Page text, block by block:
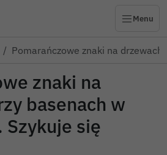
Menu
Pomarańczowe znaki na
znaki na
basenach w
Szykuje się